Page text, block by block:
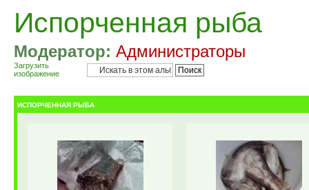
Испорченная рыба
Модератор: Администраторы
Загрузить
изображение
ИСПОРЧЕННАЯ РЫБА